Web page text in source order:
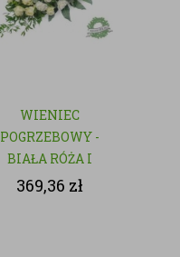
WIENIEC
POGRZEBOWY -
BIAŁA RÓŻA I
GOŹDZIK
369,36 zł